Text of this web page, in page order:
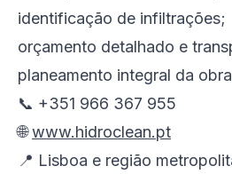
identificação de infiltrações;
orçamento detalhado e
planeamento integral da
📞 +351 966 367 955
🌐www.hidroclean.pt
📍 Lisboa e região